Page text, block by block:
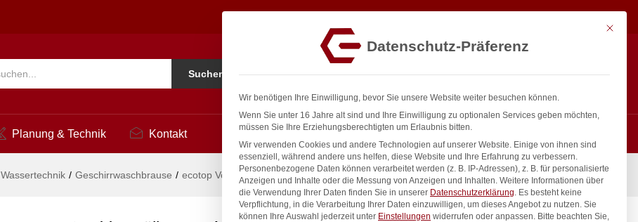
Suchen
Planung & Technik Kontakt
Wassertechnik / Geschirrwaschbrause / ecotop Vorspülbrause 1/2″
551,00€ exkl. MwSt. In den Warenkorb
Mit
Datenschutz-Präferenz
Wir benötigen Ihre Einwilligung, bevor Sie unsere Website weiter besuchen können.
Wenn Sie unter 16 Jahre alt sind und Ihre Einwilligung zu optionalen Services geben möchten,
müssen Sie Ihre Erziehungsberechtigten um Erlaubnis bitten.
Wir verwenden Cookies und andere Technologien auf unserer Website. Einige von ihnen sind
essenziell, während andere uns helfen, diese Website und Ihre Erfahrung zu verbessern.
Personenbezogene Daten können verarbeitet werden (z. B. IP-Adressen), z. B. für personalisierte
Anzeigen und Inhalte oder die Messung von Anzeigen und Inhalten. Weitere Informationen über
die Verwendung Ihrer Daten finden Sie in unserer Datenschutzerklärung. Es besteht keine
Verpflichtung, in die Verarbeitung Ihrer Daten einzuwilligen, um dieses Angebot zu nutzen. Sie
können Ihre Auswahl jederzeit unter Einstellungen widerrufen oder anpassen. Bitte beachten Sie,